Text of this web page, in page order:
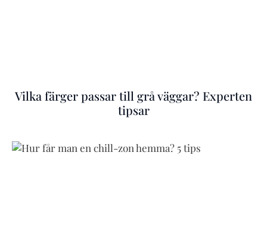
Vilka färger passar till grå väggar? Experten
tipsar